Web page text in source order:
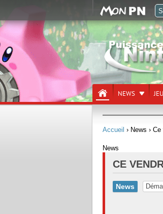
NEWS
Accueil › News ›
News
CE
News